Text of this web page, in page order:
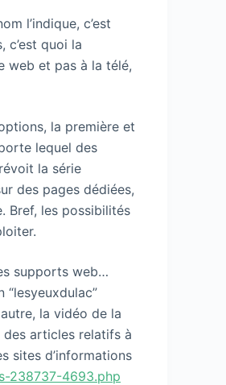
l’indique, c’est
c’est quoi la
web et pas à la télé,
la première et
lequel des
la série
des pages dédiées,
Bref, les possibilités
supports web…
la vidéo de la
des articles relatifs à
sites d’informations
238737-4693.php